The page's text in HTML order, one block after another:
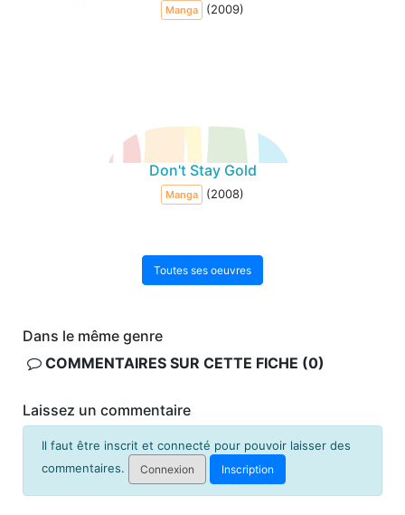
Manga (2009)
Don't Stay Gold
Manga (2008)
Toutes ses oeuvres
Dans le même genre
COMMENTAIRES SUR CETTE FICHE (0)
Laissez un commentaire
Il faut être inscrit et connecté pour pouvoir laisser des
commentaires.
Connexion Inscription